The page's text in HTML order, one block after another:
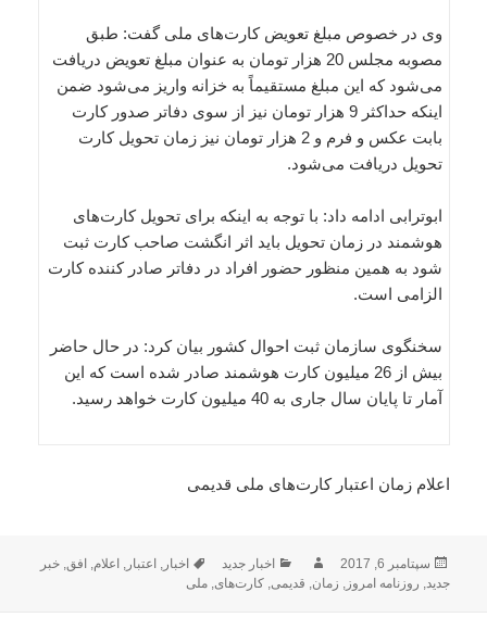
وی در خصوص مبلغ تعویض کارت‌های ملی گفت: طبق
مصوبه مجلس 20 هزار تومان به عنوان مبلغ تعویض دریافت
می‌شود که این مبلغ مستقیماً به خزانه واریز می‌شود ضمن
اینکه حداکثر 9 هزار تومان نیز از سوی دفاتر صدور کارت
بابت عکس و فرم‌ و 2 هزار تومان نیز زمان تحویل کارت
تحویل دریافت می‌شود.
ابوترابی ادامه داد: با توجه به اینکه برای تحویل کارت‌های
هوشمند در زمان تحویل باید اثر انگشت صاحب کارت ثبت
شود به همین منظور حضور افراد در دفاتر صادر کننده کارت
الزامی است.
سخنگوی سازمان ثبت احوال کشور بیان کرد: در حال حاضر
بیش از 26 میلیون کارت هوشمند صادر شده است که این
آمار تا پایان سال جاری به 40 میلیون کارت خواهد رسید.
اعلام زمان اعتبار کارت‌های ملی قدیمی
ارسال
شده
سپتامبر 6, 2017 نویسندهدسته‌ها
اخبار جدید برچسب‌ها
اخبار, اعتبار, اعلام, افق,خبر
جدید, روزنامه امروز, زمان, قدیمی,کارت‌های,ملی